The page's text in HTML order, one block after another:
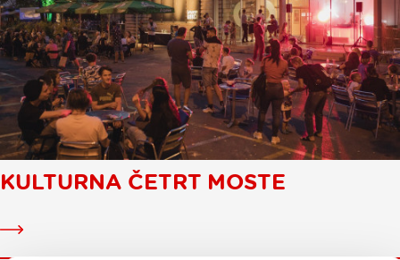
KULTURNA ČETRT MOSTE
Kulturna